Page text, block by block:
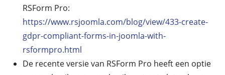
RSForm Pro:
https://www.rsjoomla.com/blog/view/433-create-
gdpr-compliant-forms-in-joomla-with-
rsformpro.html
De recente versie van RSForm Pro heeft een optie